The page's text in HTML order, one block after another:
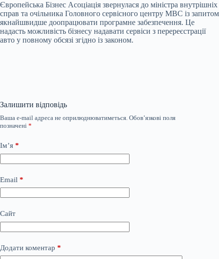
Європейська Бізнес Асоціація звернулася до міністра внутрішніх
справ та очільника Головного сервісного центру МВС із запитом
якнайшвидше доопрацювати програмне забезпечення. Це
надасть можливість бізнесу надавати сервіси з перереєстрації
авто у повному обсязі згідно із законом.
Залишити відповідь
Ваша e-mail адреса не оприлюднюватиметься. Обов’язкові поля
позначені *
Ім’я *
Email *
Сайт
Додати коментар *